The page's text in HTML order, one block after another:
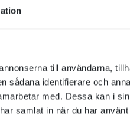
till användarna,
sådana identifierare och
med. Dessa kan i
samlat in när du har